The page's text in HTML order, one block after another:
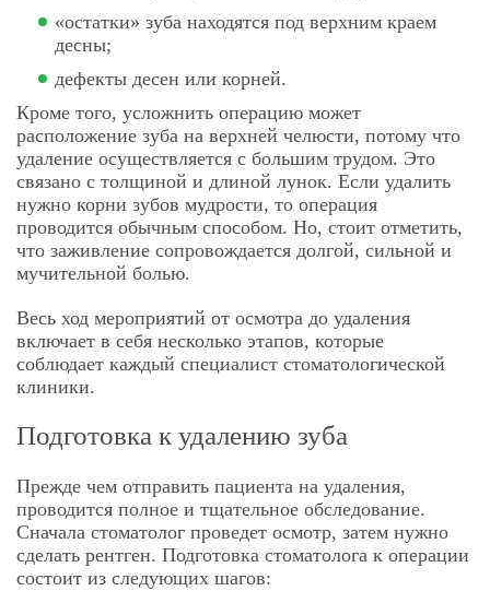
«остатки» зуба находятся под верхним краем
десны;
дефекты десен или корней.
Кроме того, усложнить операцию может
расположение зуба на верхней челюсти, потому что
удаление осуществляется с большим трудом. Это
связано с толщиной и длиной лунок. Если удалить
нужно корни зубов мудрости, то операция
проводится обычным способом. Но, стоит отметить,
что заживление сопровождается долгой, сильной и
мучительной болью.
Весь ход мероприятий от осмотра до удаления
включает в себя несколько этапов, которые
соблюдает каждый специалист стоматологической
клиники.
Подготовка к удалению зуба
Прежде чем отправить пациента на удаления,
проводится полное и тщательное обследование.
Сначала стоматолог проведет осмотр, затем нужно
сделать рентген. Подготовка стоматолога к операции
состоит из следующих шагов: